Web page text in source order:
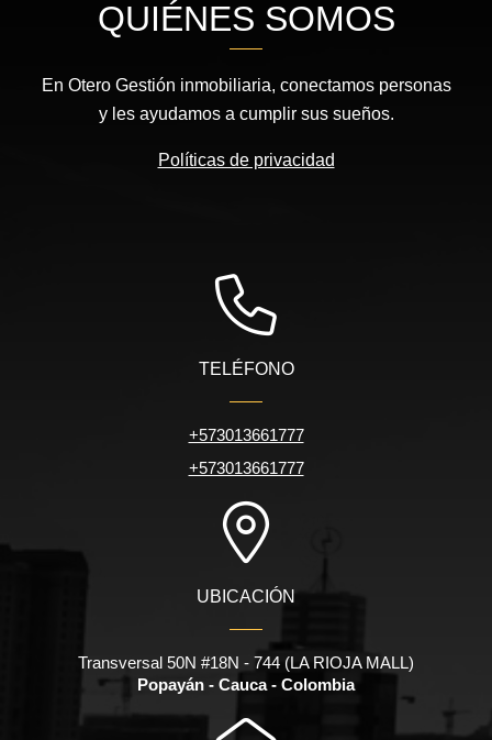
QUIÉNES SOMOS
En Otero Gestión inmobiliaria, conectamos personas
y les ayudamos a cumplir sus sueños.
Políticas de privacidad
TELÉFONO
+573013661777
+573013661777
UBICACIÓN
Transversal 50N #18N - 744 (LA RIOJA MALL)
Popayán - Cauca - Colombia